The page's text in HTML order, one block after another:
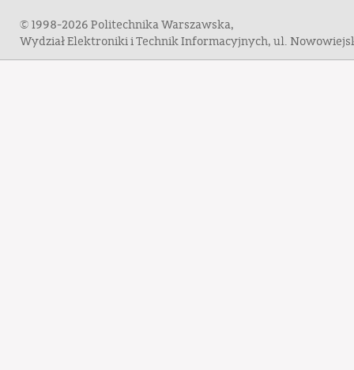
© 1998-2026 Politechnika Warszawska,
Wydział Elektroniki i Technik Informacyjnych, ul.